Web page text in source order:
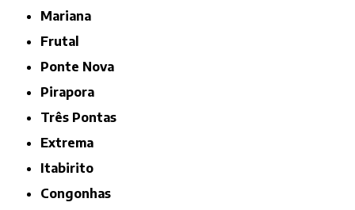
Mariana
Frutal
Ponte Nova
Pirapora
Três Pontas
Extrema
Itabirito
Congonhas